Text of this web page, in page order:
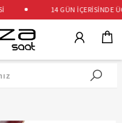
14 GÜN İÇERİSİNDE